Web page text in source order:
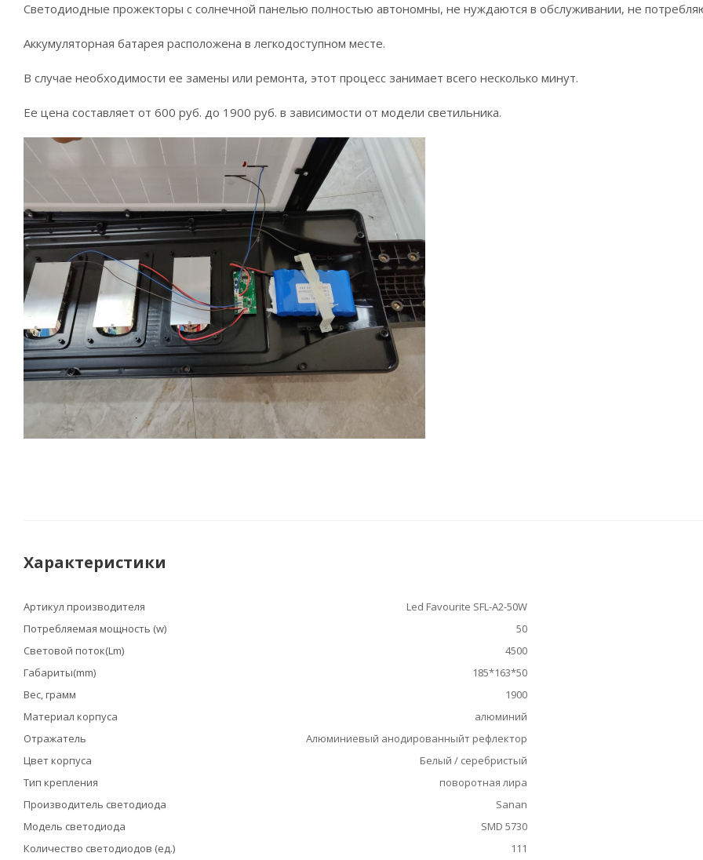
Светодиодные прожекторы с солнечной панелью полностью автономны, не нуждаются в обслуживании, не
Аккумуляторная батарея расположена в легкодоступном месте.
В случае необходимости ее замены или ремонта, этот процесс занимает всего несколько минут.
Ее цена составляет от 600 руб. до 1900 руб. в зависимости от модели светильника.
Характеристики
Артикул производителя
Led Favourite SFL-A2-50W
Потребляемая мощность (w)
50
Световой поток(Lm)
4500
Габариты(mm)
185*163*50
Вес, грамм
1900
Материал корпуса
алюминий
Отражатель
Алюминиевый анодированныйт рефлектор
Цвет корпуса
Белый / серебристый
Тип крепления
поворотная лира
Производитель светодиода
Sanan
Модель светодиода
SMD 5730
Количество светодиодов (ед.)
111